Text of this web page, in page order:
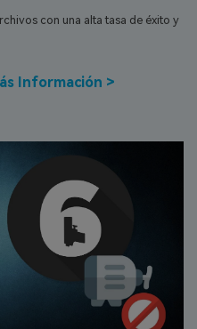
del sistema Mac
Gratis
eliminados gratis
Gratis
con una alta tasa de éxito y
Información >